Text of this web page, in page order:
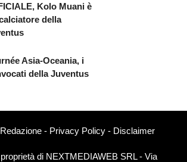
Kolo Muani è
della
Asia-Oceania, i
della Juventus
Redazione- Privacy Policy- Disclaimer
di NEXTMEDIAWEB SRL - Via